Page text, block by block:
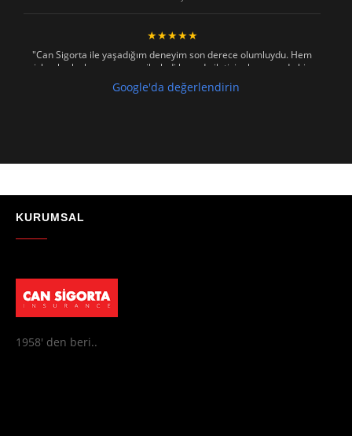
★★★★★
"Can Sigorta ile yaşadığım deneyim son derece olumluydu. Hem
işlemler hızlı ve sorunsuz ilerledi hem de iletişim konusunda hiç
zorlanmadım. Aradığımda ya da mesaj attığımda hemen dönüş
sağladılar, her soruma sabırla ve açıklayıcı bir şekilde yanıt verdiler.
"Absolutelly the best at the TRNC. Highly recommeded !!! Thank You
Google'da değerlendirin
KURUMSAL
1958' den beri..